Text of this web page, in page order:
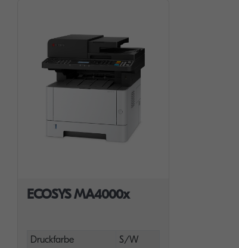
ECOSYS MA4000x
Druckfarbe
S/W